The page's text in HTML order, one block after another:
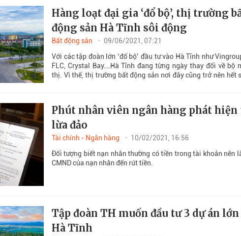
Hàng loạt đại gia ‘đổ bộ’, thị trường
động sản Hà Tĩnh sôi động
Bất động sản
09/06/2021, 07:21
Với các tập đoàn lớn ‘đổ bộ’ đầu tư vào Hà Tĩnh như
FLC, Crystal Bay….Hà Tĩnh đang từng ngày thay đổi về bộ
thị. Vì thế, thị trường bất động sản nơi đây cũng trở nên hết
Phút nhân viên ngân hàng phát hiện
lừa đảo
Tài chính - Ngân hàng
10/02/2021, 16:56
Đối tượng biết nạn nhân thường có tiền trong tài khoản nên
CMND của nạn nhân đến rút tiền.
Tập đoàn TH muốn đầu tư 3 dự án
Hà Tĩnh